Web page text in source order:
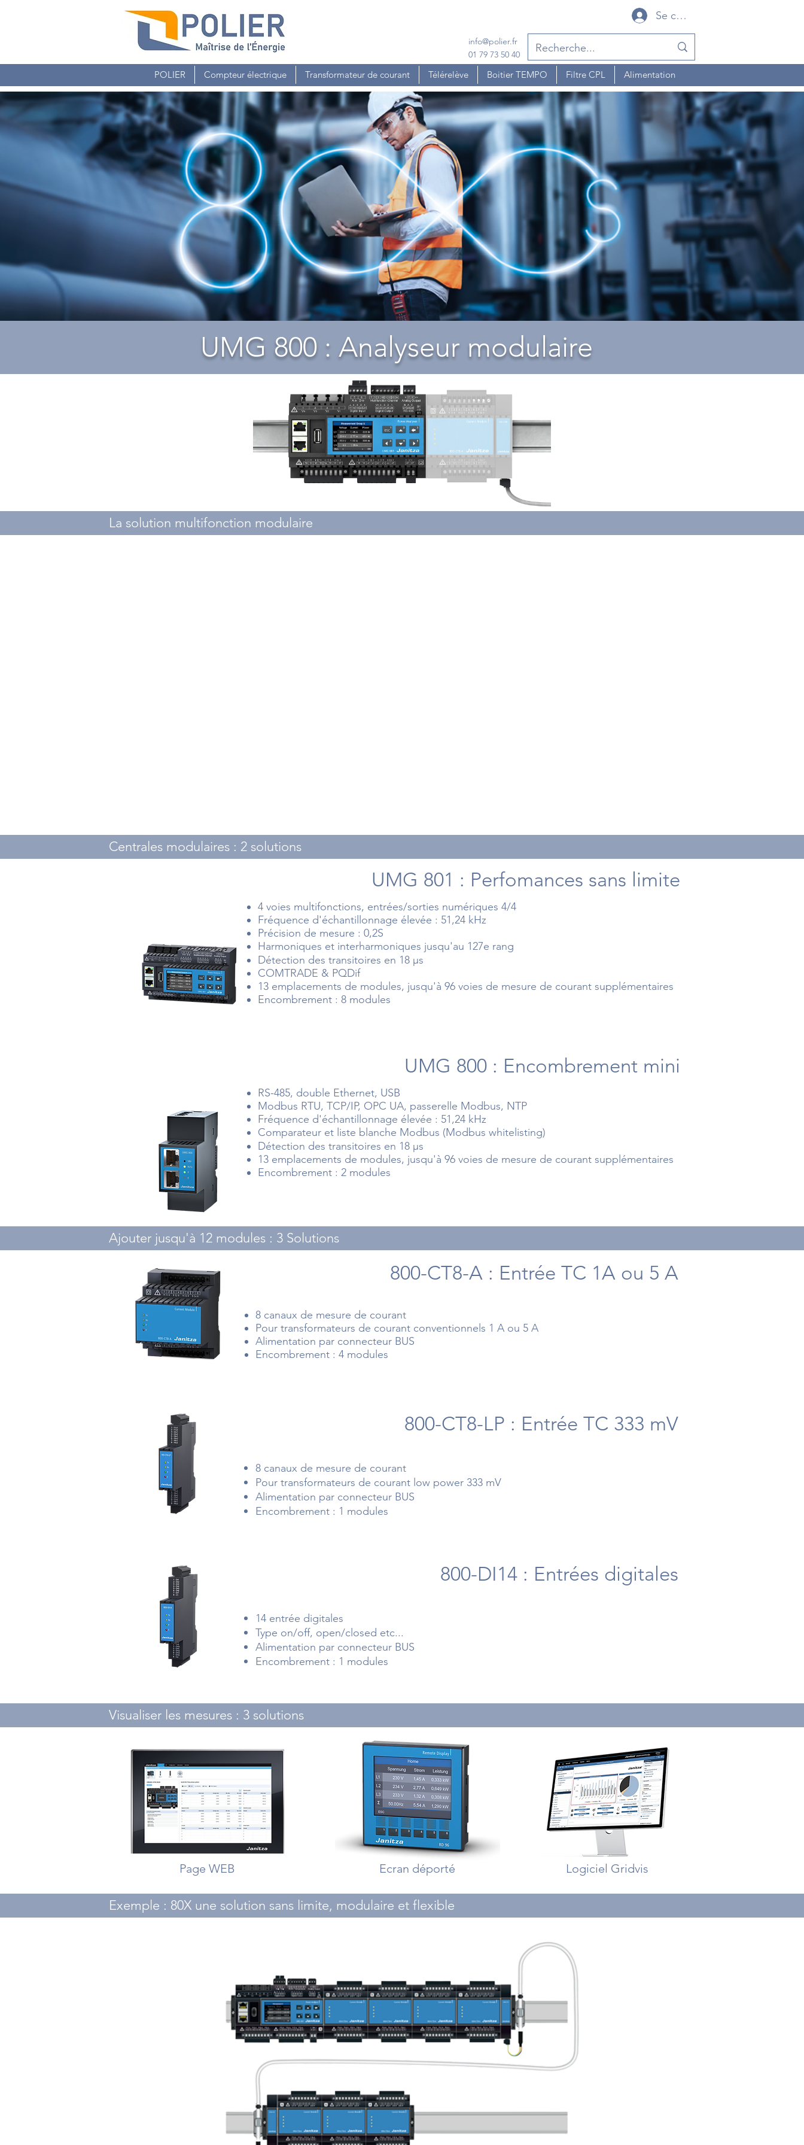
Se connecter
01 79 73 50 40
info@polier.fr
POLIER Compteur électrique Transformateur de courant Télérelève Boitier TEMPO Filtre CPL Alimentation
UMG 800 : Analyseur modulaire
La solution multifonction modulaire
Centrales modulaires : 2 solutions
UMG 801 : Perfomances sans limite
4 voies multifonctions, entrées/sorties numériques 4/4
Fréquence d'échantillonnage élevée : 51,24 kHz
Précision de mesure : 0,2S
Harmoniques et interharmoniques jusqu'au 127e rang
Détection des transitoires en 18 μs
COMTRADE & PQDif
13 emplacements de modules, jusqu'à 96 voies de mesure de courant supplémentaires
Encombrement : 8 modules
UMG 800 : Encombrement mini
RS-485, double Ethernet, USB
Modbus RTU, TCP/IP, OPC UA, passerelle Modbus, NTP
Fréquence d'échantillonnage élevée : 51,24 kHz
Comparateur et liste blanche Modbus (Modbus whitelisting)
Détection des transitoires en 18 μs
13 emplacements de modules, jusqu'à 96 voies de mesure de courant supplémentaires
Encombrement : 2 modules
Ajouter jusqu'à 12 modules : 3 Solutions
800-CT8-A : Entrée TC 1A ou 5 A
8 canaux de mesure de courant
Pour transformateurs de courant conventionnels 1 A ou 5 A
Alimentation par connecteur BUS
Encombrement : 4 modules
800-CT8-LP : Entrée TC 333 mV
8 canaux de mesure de courant
Pour transformateurs de courant low power 333 mV
Alimentation par connecteur BUS
Encombrement : 1 modules
800-DI14 : Entrées digitales
14 entrée digitales
Type on/off, open/closed etc...
Alimentation par connecteur BUS
Encombrement : 1 modules
Visualiser les mesures : 3 solutions
Page WEB Ecran déporté Logiciel Gridvis
Exemple : 80X une solution sans limite, modulaire et flexible